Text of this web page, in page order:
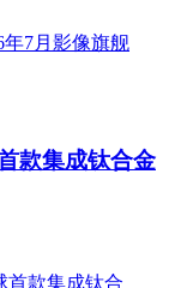
款集成钛合金